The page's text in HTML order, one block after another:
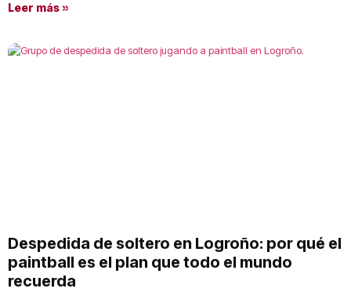
Leer más »
Despedida de soltero en Logroño: por qué el
paintball es el plan que todo el mundo
recuerda